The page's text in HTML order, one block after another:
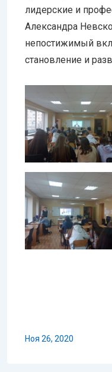
лидерские и
Александра
непостижимый
становление и
Ноя 26, 2020